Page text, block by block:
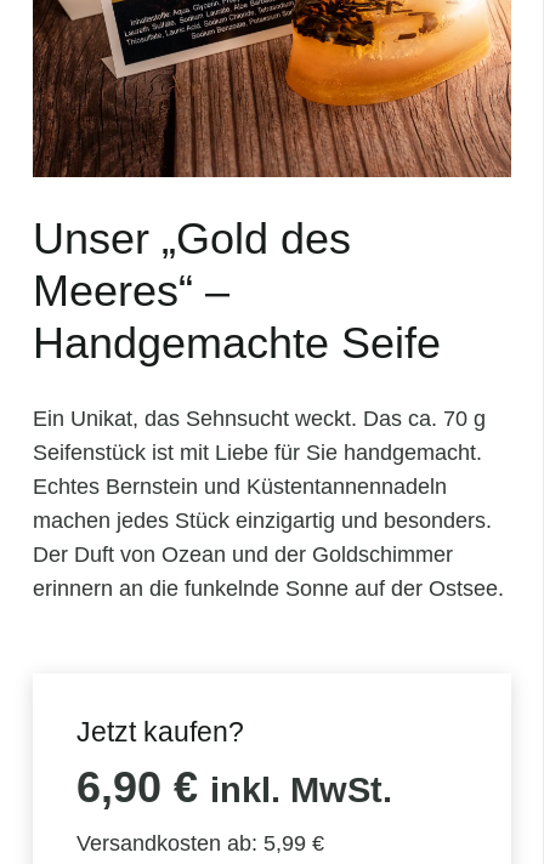
Unser „Gold des
Meeres“ –
Handgemachte Seife
Ein Unikat, das Sehnsucht weckt. Das ca. 70 g
Seifenstück ist mit Liebe für Sie handgemacht.
Echtes Bernstein und Küstentannennadeln
machen jedes Stück einzigartig und besonders.
Der Duft von Ozean und der Goldschimmer
erinnern an die funkelnde Sonne auf der Ostsee.
Jetzt kaufen?
6,90 € inkl. MwSt.
Versandkosten ab: 5,99 €